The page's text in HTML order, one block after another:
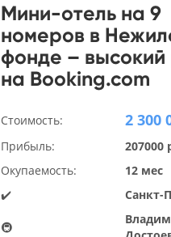
Мини-отель на 9
номеров в
фонде – высокий
на Booking.com
Стоимость: 2 300
Прибыль:
207000
Окупаемость:
12 мес
✔️
Санкт-
🚇